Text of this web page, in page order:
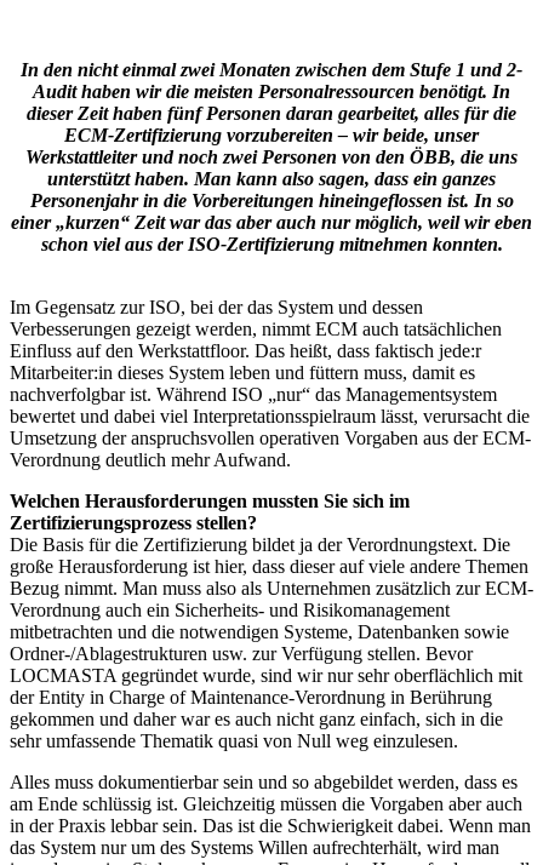
In den nicht einmal zwei Monaten zwischen dem Stufe 1 und 2-
Audit haben wir die meisten Personalressourcen benötigt. In
dieser Zeit haben fünf Personen daran gearbeitet, alles für die
ECM-Zertifizierung vorzubereiten – wir beide, unser
Werkstattleiter und noch zwei Personen von den ÖBB, die uns
unterstützt haben. Man kann also sagen, dass ein ganzes
Personenjahr in die Vorbereitungen hineingeflossen ist. In so
einer „kurzen“ Zeit war das aber auch nur möglich, weil wir eben
schon viel aus der ISO-Zertifizierung mitnehmen konnten.
Im Gegensatz zur ISO, bei der das System und dessen
Verbesserungen gezeigt werden, nimmt ECM auch tatsächlichen
Einfluss auf den Werkstattfloor. Das heißt, dass faktisch jede:r
Mitarbeiter:in dieses System leben und füttern muss, damit es
nachverfolgbar ist. Während ISO „nur“ das Managementsystem
bewertet und dabei viel Interpretationsspielraum lässt, verursacht die
Umsetzung der anspruchsvollen operativen Vorgaben aus der ECM-
Verordnung deutlich mehr Aufwand.
Welchen Herausforderungen mussten Sie sich im
Zertifizierungsprozess stellen?
Die Basis für die Zertifizierung bildet ja der Verordnungstext. Die
große Herausforderung ist hier, dass dieser auf viele andere Themen
Bezug nimmt. Man muss also als Unternehmen zusätzlich zur ECM-
Verordnung auch ein Sicherheits- und Risikomanagement
mitbetrachten und die notwendigen Systeme, Datenbanken sowie
Ordner-/Ablagestrukturen usw. zur Verfügung stellen. Bevor
LOCMASTA gegründet wurde, sind wir nur sehr oberflächlich mit
der Entity in Charge of Maintenance-Verordnung in Berührung
gekommen und daher war es auch nicht ganz einfach, sich in die
sehr umfassende Thematik quasi von Null weg einzulesen.
Alles muss dokumentierbar sein und so abgebildet werden, dass es
am Ende schlüssig ist. Gleichzeitig müssen die Vorgaben aber auch
in der Praxis lebbar sein. Das ist die Schwierigkeit dabei. Wenn man
das System nur um des Systems Willen aufrechterhält, wird man